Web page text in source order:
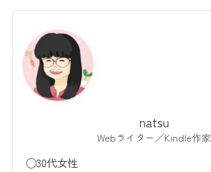
natsu
Webライター／Kindle作家
◯30代女性